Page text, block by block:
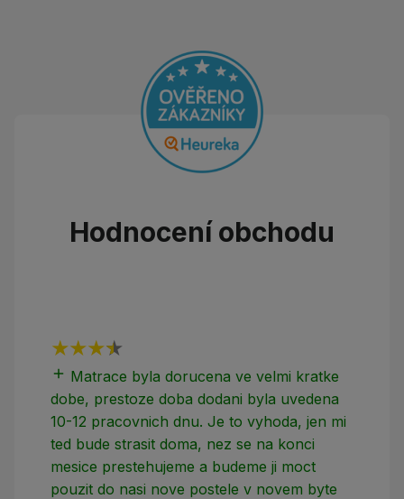
Hodnocení obchodu
add Matrace byla dorucena ve velmi kratke
dobe, prestoze doba dodani byla uvedena
10-12 pracovnich dnu. Je to vyhoda, jen mi
ted bude strasit doma, nez se na konci
mesice prestehujeme a budeme ji moct
pouzit do nasi nove postele v novem byte